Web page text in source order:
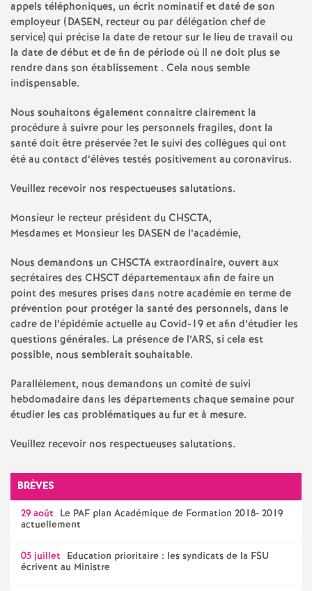
é
O
l
é
a
n
s
T
o
u
r
s
appels téléphoniques, un écrit nominatif et daté de son
employeur (DASEN, recteur ou par délégation chef de
service) qui précise la date de retour sur le lieu de travail ou
la date de début et de fin de période où il ne doit plus se
rendre dans son établissement . Cela nous semble
indispensable.
Nous souhaitons également connaitre clairement la
procédure à suivre pour les personnels fragiles, dont la
santé doit être préservée?et le suivi des collègues qui ont
été au contact d’élèves testés positivement au coronavirus.
Veuillez recevoir nos respectueuses salutations.
Monsieur le recteur président duCHSCTA,
Mesdames et Monsieur les DASEN de l’académie,
Nous demandons un CHSCTAextraordinaire, ouvert aux
secrétaires des CHSCTdépartementaux afin de faire un
point des mesures prises dans notre académie en terme de
prévention pour protéger la santé des personnels, dans le
cadre de l’épidémie actuelle au Covid-19 et afin d’étudier les
questions générales. La présence de l’ARS, si cela est
possible, nous semblerait souhaitable.
Parallèlement, nous demandons un comité de suivi
hebdomadaire dans les départements chaque semaine pour
étudier les cas problématiques au fur et à mesure.
Veuillez recevoir nos respectueuses salutations.
BRÈVES
29 août Le PAF plan Académique de Formation 2018- 2019
actuellement
05 juillet Education prioritaire : les syndicats de la FSU
écrivent au Ministre